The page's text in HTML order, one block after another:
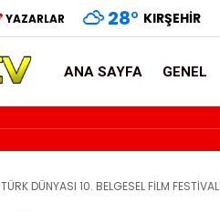
YAZARLAR 28° KIRŞEHIR
ANA SAYFA GENEL
TÜRK DÜNYASI 10. BELGESEL FİLM